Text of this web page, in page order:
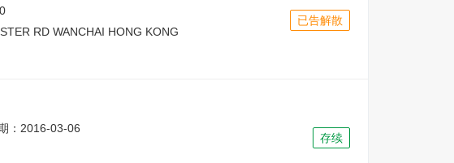
RD WANCHAI HONG KONG
已告解散
：2016-03-06
存续